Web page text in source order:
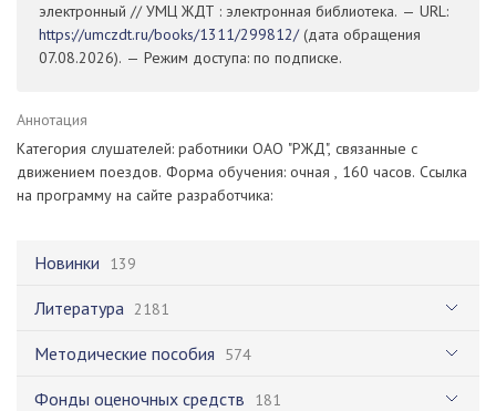
Новинки 139
Литература 2181
Методические пособия 574
Фонды оценочных средств 181
электронный // УМЦ ЖДТ : электронная библиотека. — URL:
https://umczdt.ru/books/1311/299812/(дата обращения
07.08.2026). — Режим доступа: по подписке.
Аннотация
Категория слушателей: работники ОАО "РЖД", связанные с
движением поездов. Форма обучения: очная , 160 часов. Ссылка
на программу на сайте разработчика: